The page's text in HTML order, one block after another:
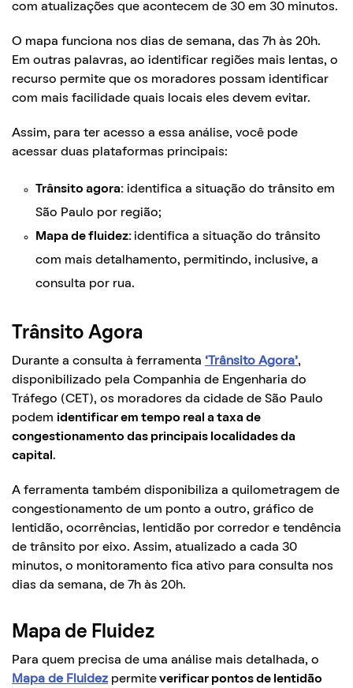
com atualizações que acontecem de 30 em 30 minutos.
O mapa funciona nos dias de semana, das 7h às 20h.
Em outras palavras, ao identificar regiões mais lentas, o
recurso permite que os moradores possam identificar
com mais facilidade quais locais eles devem evitar.
Assim, para ter acesso a essa análise, você pode
acessar duas plataformas principais:
Trânsito agora: identifica a situação do trânsito em
São Paulo por região;
Mapa de fluidez: identifica a situação do trânsito
com mais detalhamento, permitindo, inclusive, a
consulta por rua.
Trânsito Agora
Durante a consulta à ferramenta ‘Trânsito Agora’,
disponibilizado pela Companhia de Engenharia do
Tráfego (CET), os moradores da cidade de São Paulo
podem identificar em tempo real a taxa de
congestionamento das principais localidades da
capital .
A ferramenta também disponibiliza a quilometragem de
congestionamento de um ponto a outro, gráfico de
lentidão, ocorrências, lentidão por corredor e tendência
de trânsito por eixo. Assim, atualizado a cada 30
minutos, o monitoramento fica ativo para consulta nos
dias da semana, de 7h às 20h.
Mapa de Fluidez
Para quem precisa de uma análise mais detalhada, o
Mapa de Fluidez permite verificar pontos de lentidão